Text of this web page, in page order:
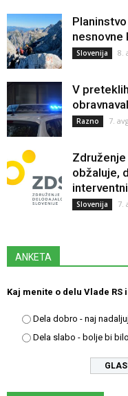
nesnovne
Slovenija 8.
V
Razno 7.
obžaluje,
Slovenija 7.
ANKETA
Kaj menite o delu Vlade RS
Dela dobro - naj
Dela slabo - bolje bi